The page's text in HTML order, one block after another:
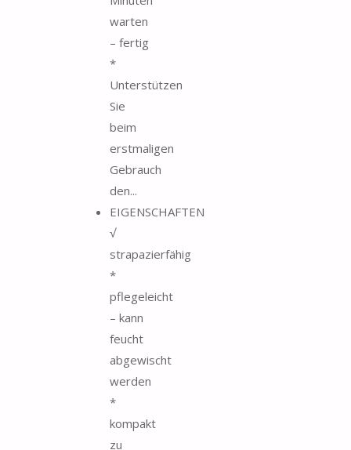
warten
– fertig
*
Unterstützen
Sie
beim
erstmaligen
Gebrauch
den...
EIGENSCHAFTEN
√
strapazierfähig
*
pflegeleicht
– kann
feucht
abgewischt
werden
*
kompakt
zu